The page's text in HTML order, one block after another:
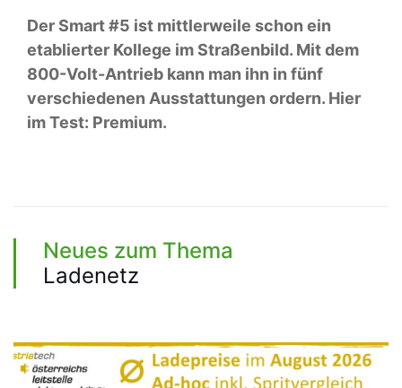
Der Smart #5 ist mittlerweile schon ein
etablierter Kollege im Straßenbild. Mit dem
800-Volt-Antrieb kann man ihn in fünf
verschiedenen Ausstattungen ordern. Hier
im Test: Premium.
Neues zum Thema
Ladenetz